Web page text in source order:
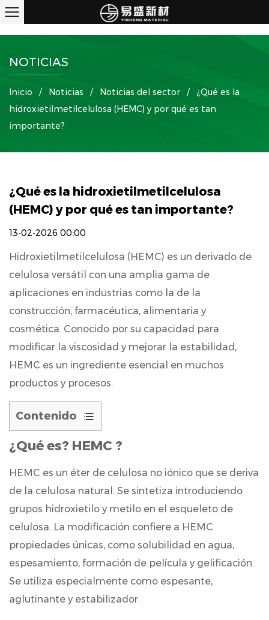
NOTICIAS
Inicio / Noticias / Noticias del sector / ¿Qué es la
hidroxietilmetilcelulosa (HEMC) y por qué es tan
importante?
¿Qué es la hidroxietilmetilcelulosa
(HEMC) y por qué es tan importante?
13-02-2026 00:00
Hidroxietilmetilcelulosa (HEMC) es un derivado de
celulosa versátil con una amplia gama de
aplicaciones en industrias como la de la
construcción, farmacéutica, alimentaria y
cosmética. Conocido por su capacidad para
modificar la viscosidad y mejorar la estabilidad,
HEMC es un ingrediente esencial en muchos
productos y procesos.
Contenido
1
¿Qué
?
1.1
¿Cómo
se
produce
HEMC?
2
¿Qué es? HEMC ?
HEMC es un éter de celulosa no iónico que se deriva
de la celulosa natural. Se sintetiza introduciendo
grupos hidroxietilo y metilo en el esqueleto de
celulosa. La modificación confiere a HEMC
propiedades únicas, como solubilidad en agua,
espesamiento, formación de película y gelificación.
Se utiliza especialmente como espesante,
aglutinante y estabilizador.